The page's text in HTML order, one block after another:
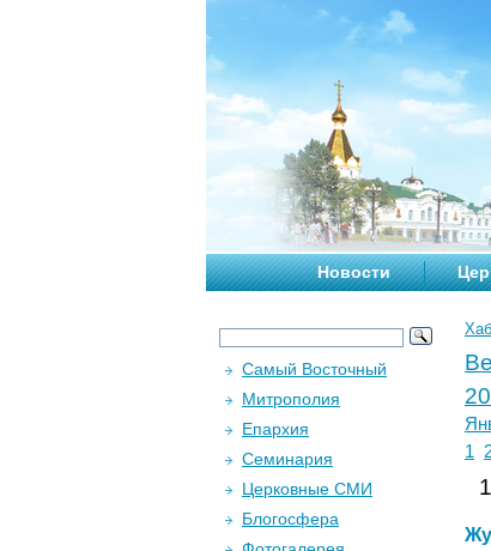
Новости
1
Самый Восточный
Митрополия
Епархия
Семинария
Церковные СМИ
Блогосфера